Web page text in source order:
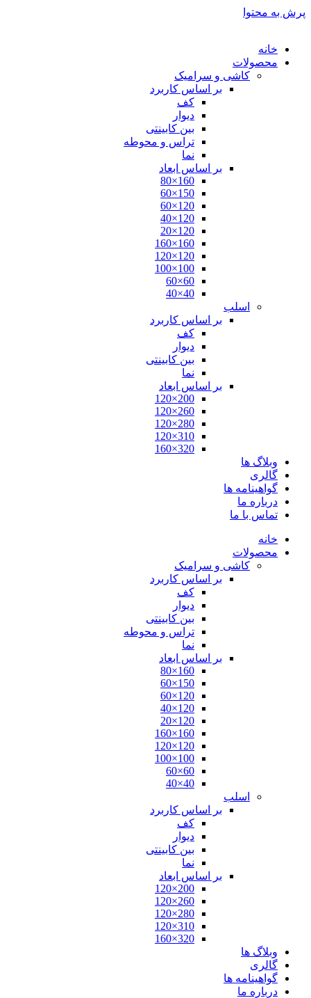
پرش به محتوا
خانه
محصولات
کاشی و سرامیک
بر اساس کاربرد
کف
دیوار
بین کابینتی
تراس و محوطه
نما
بر اساس ابعاد
160×80
150×60
120×60
120×40
120×20
160×160
120×120
100×100
60×60
40×40
اسلب
بر اساس کاربرد
کف
دیوار
بین کابینتی
نما
بر اساس ابعاد
200×120
260×120
280×120
310×120
320×160
وبلاگ ها
گالری
گواهینامه ها
درباره ما
تماس با ما
خانه
محصولات
کاشی و سرامیک
بر اساس کاربرد
کف
دیوار
بین کابینتی
تراس و محوطه
نما
بر اساس ابعاد
160×80
150×60
120×60
120×40
120×20
160×160
120×120
100×100
60×60
40×40
اسلب
بر اساس کاربرد
کف
دیوار
بین کابینتی
نما
بر اساس ابعاد
200×120
260×120
280×120
310×120
320×160
وبلاگ ها
گالری
گواهینامه ها
درباره ما